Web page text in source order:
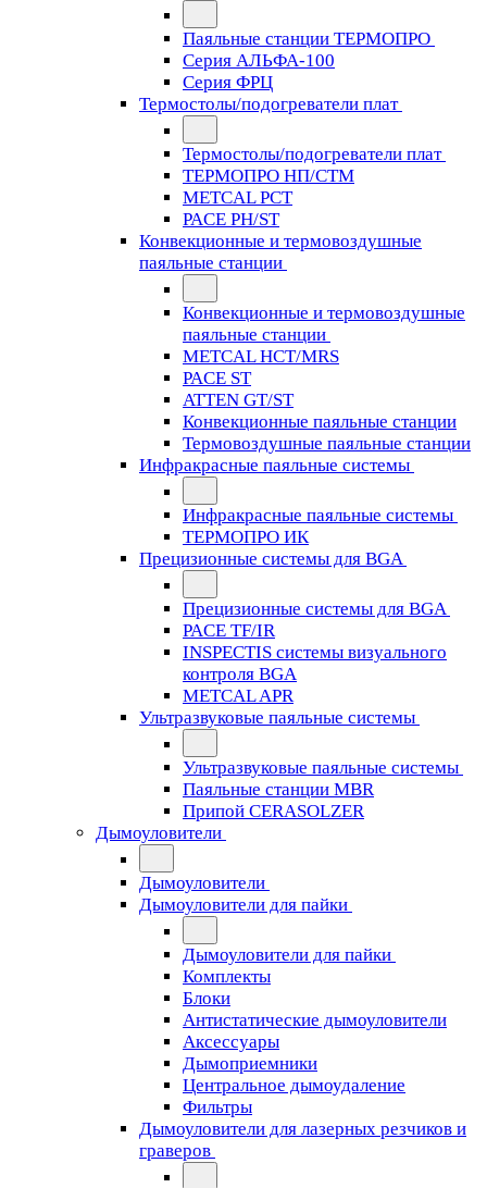
Паяльные станции ТЕРМОПРО
Серия АЛЬФА-100
Серия ФРЦ
Термостолы/подогреватели плат
Термостолы/подогреватели плат
ТЕРМОПРО НП/СТМ
METCAL PCT
PACE PH/ST
Конвекционные и термовоздушные
паяльные станции
Конвекционные и термовоздушные
паяльные станции
METCAL HCT/MRS
PACE ST
ATTEN GT/ST
Конвекционные паяльные станции
Термовоздушные паяльные станции
Инфракрасные паяльные системы
Инфракрасные паяльные системы
ТЕРМОПРО ИК
Прецизионные системы для BGA
Прецизионные системы для BGA
PACE TF/IR
INSPECTIS системы визуального
контроля BGA
METCAL APR
Ультразвуковые паяльные системы
Ультразвуковые паяльные системы
Паяльные станции MBR
Припой CERASOLZER
Дымоуловители
Дымоуловители
Дымоуловители для пайки
Дымоуловители для пайки
Комплекты
Блоки
Антистатические дымоуловители
Аксессуары
Дымоприемники
Центральное дымоудаление
Фильтры
Дымоуловители для лазерных резчиков и
граверов